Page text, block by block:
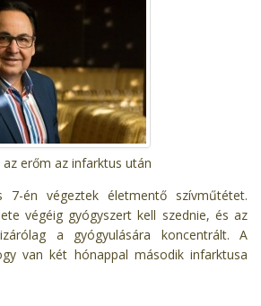
az erőm az infarktus után
7-én végeztek életmentő szívműtétet.
végéig gyógyszert kell szednie, és az
a gyógyulására koncentrált. A
van két hónappal második infarktusa